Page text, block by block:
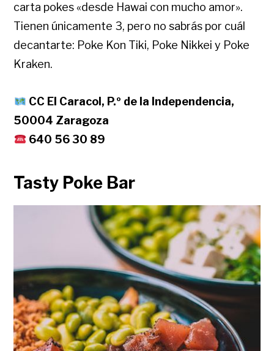
carta pokes «desde Hawai con mucho amor».
Tienen únicamente 3, pero no sabrás por cuál
decantarte: Poke Kon Tiki, Poke Nikkei y Poke
Kraken.
CC El Caracol, P.º de la Independencia,
50004 Zaragoza
640 56 30 89
Tasty Poke Bar